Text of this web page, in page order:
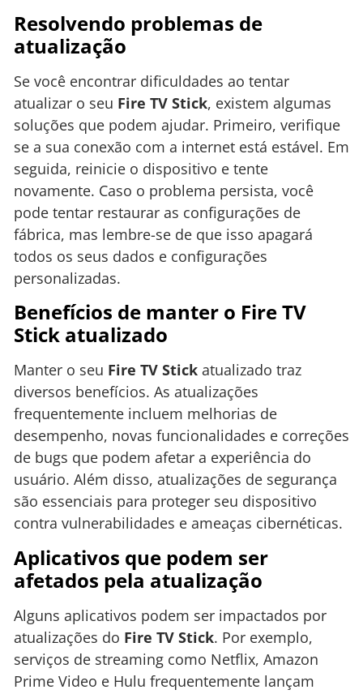
Resolvendo problemas de
atualização
Se você encontrar dificuldades ao tentar
atualizar o seu Fire TV Stick, existem algumas
soluções que podem ajudar. Primeiro, verifique
se a sua conexão com a internet está estável. Em
seguida, reinicie o dispositivo e tente
novamente. Caso o problema persista, você
pode tentar restaurar as configurações de
fábrica, mas lembre-se de que isso apagará
todos os seus dados e configurações
personalizadas.
Benefícios de manter o Fire TV
Stick atualizado
Manter o seu Fire TV Stick atualizado traz
diversos benefícios. As atualizações
frequentemente incluem melhorias de
desempenho, novas funcionalidades e correções
de bugs que podem afetar a experiência do
usuário. Além disso, atualizações de segurança
são essenciais para proteger seu dispositivo
contra vulnerabilidades e ameaças cibernéticas.
Aplicativos que podem ser
afetados pela atualização
Alguns aplicativos podem ser impactados por
atualizações do Fire TV Stick. Por exemplo,
serviços de streaming como Netflix, Amazon
Prime Video e Hulu frequentemente lançam